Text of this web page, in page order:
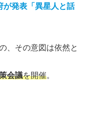
が発表「異星人と話
、その意図は依然と
会議を開催。